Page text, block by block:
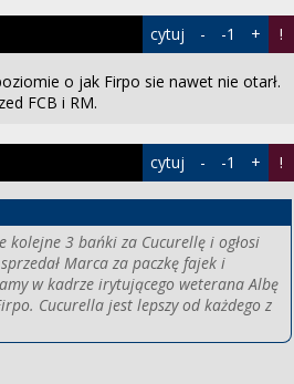
o jak Firpo sie nawet nie otarł.
FCB i RM.
cytuj - -1 + !
kolejne 3 bańki za Cucurellę i ogłosi
Marca za paczkę fajek i
w kadrze irytującego weterana Albę
Cucurella jest lepszy od każdego z
cytuj - -1 + !